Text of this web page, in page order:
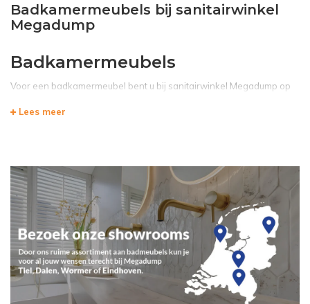
Badkamermeubels bij sanitairwinkel
Megadump
Badkamermeubels
Voor een badkamermeubel bent u bij sanitairwinkel Megadump op
of een spiegelkast; een badkamermeubel koopt u niet alsof u een
prijs/kwaliteit verhouding enorm verschilt bij badkamermeubels?
Hoe weet u nou of u niet alleen goedkoop uit bent, maar ook voor
kwaliteit gaat?
Waar moet ik op letten bij de
aanschaf van een badmeubel?
Een badkamermeubel, of het nu om een spiegelkast
gaat of een
onderkast voor de wastafel
, verschilt in kwaliteit door het gebruik
van de materialen. Veel badmeubels zijn van MDF gemaakt in
Lees meer